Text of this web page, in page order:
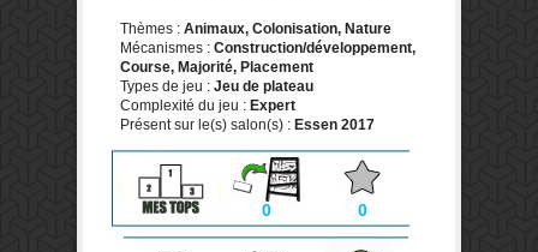
Thèmes : Animaux, Colonisation, Nature
Mécanismes : Construction/développement,
Course, Majorité, Placement
Types de jeu : Jeu de plateau
Complexité du jeu : Expert
Présent sur le(s) salon(s) : Essen 2017
0 0